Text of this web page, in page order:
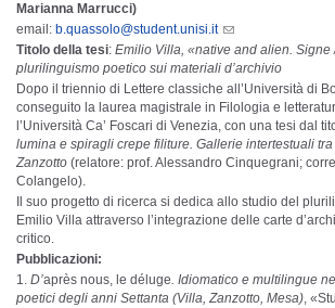
Marianna Marrucci)
email: b.quassolo@student.unisi.it
Titolo della tesi: Emilio Villa, «native and alien. Signe
plurilinguismo poetico sui materiali d’archivio
Dopo il triennio di Lettere classiche all’Università di
conseguito la laurea magistrale in Filologia e
l’Università Ca’ Foscari di Venezia, con una tesi dal
lumina e spiragli crepe filiture. Gallerie intertestuali
Zanzotto (relatore: prof. Alessandro Cinquegrani;
Colangelo).
Il suo progetto di ricerca si dedica allo studio del
Emilio Villa attraverso l’integrazione delle carte
critico.
Pubblicazioni:
D’après nous, le déluge. Idiomatico e multilingue
poetici degli anni Settanta (Villa, Zanzotto, Mesa),